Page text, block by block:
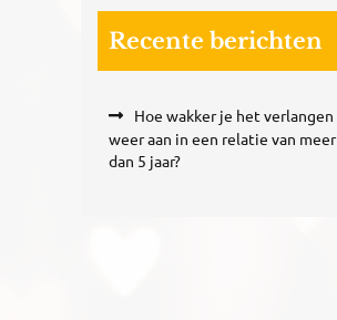
Recente berichten
Hoe wakker je het verlangen
weer aan in een relatie van meer
dan 5 jaar?